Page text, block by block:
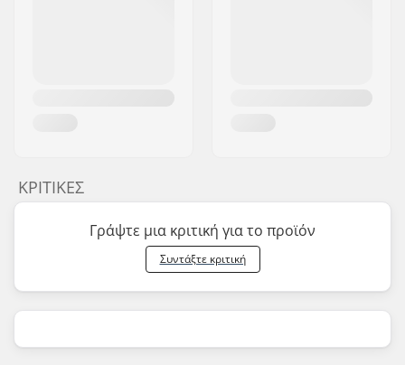
ΚΡΙΤΙΚΈΣ
Γράψτε μια κριτική για το προϊόν
Συντάξτε κριτική